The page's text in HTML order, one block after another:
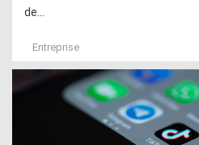
de...
Entreprise